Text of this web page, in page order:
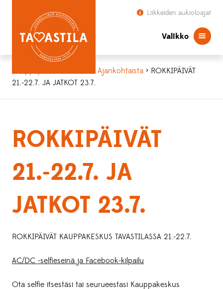
Liikkeiden aukioloajat
Valikko
>Ajankohtaista > ROKKIPÄIVÄT
21.-22.7. JA JATKOT 23.7.
ROKKIPÄIVÄT
21.-22.7. JA
JATKOT 23.7.
ROKKIPÄIVÄT KAUPPAKESKUS TAVASTILASSA 21.-22.7.
AC/DC -selfieseinä ja Facebook-kilpailu
Ota selfie itsestäsi tai seurueestasi Kauppakeskus